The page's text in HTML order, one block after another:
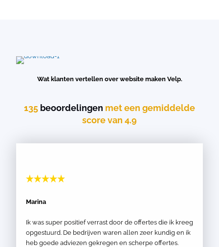
Wat klanten vertellen over website maken Velp.
135 beoordelingen met een gemiddelde
score van 4.9
Marina
Ik was super positief verrast door de offertes die ik kreeg
opgestuurd. De bedrijven waren allen zeer kundig en ik
heb goede adviezen gekregen en scherpe offertes.